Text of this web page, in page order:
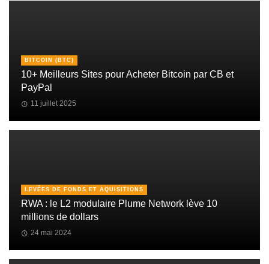
BITCOIN (BTC)
10+ Meilleurs Sites pour Acheter Bitcoin par CB et
PayPal
11 juillet 2025
LEVÉES DE FONDS ET AQUISITIONS
RWA : le L2 modulaire Plume Network lève 10
millions de dollars
24 mai 2024